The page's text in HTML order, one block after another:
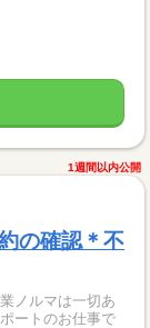
1週間以内公開
の確認＊不
ノルマは一切あ
ートのお仕事で